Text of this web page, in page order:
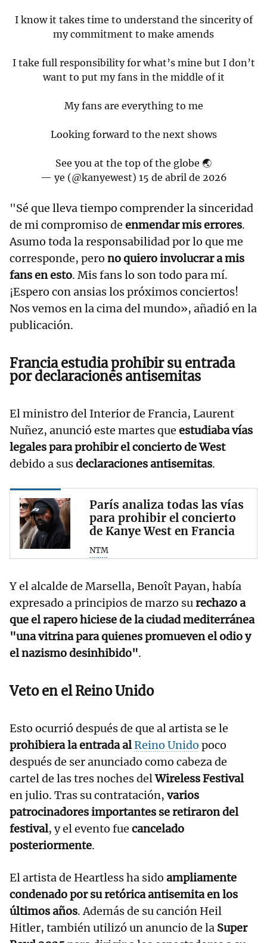
I know it takes time to understand the sincerity of
my commitment to make amends
I take full responsibility for what’s mine but I don’t
want to put my fans in the middle of it
My fans are everything to me
Looking forward to the next shows
See you at the top of the globe 🌏
— ye (@kanyewest) 15 de abril de 2026
"Sé que lleva tiempo comprender la sinceridad
de mi compromiso de enmendar mis errores.
Asumo toda la responsabilidad por lo que me
corresponde, pero no quiero involucrar a mis
fans en esto. Mis fans lo son todo para mí.
¡Espero con ansias los próximos conciertos!
Nos vemos en la cima del mundo», añadió en la
publicación.
Francia estudia prohibir su entrada
por declaraciones antisemitas
El ministro del Interior de Francia, Laurent
Nuñez, anunció este martes que estudiaba vías
legales para prohibir el concierto de West
debido a susdeclaraciones antisemitas.
París analiza todas las vías
para prohibir el concierto
de Kanye West en Francia
NTM
Y el alcalde de Marsella, Benoît Payan, había
expresado a principios de marzo surechazo a
que el rapero hiciese de la ciudad mediterránea
"una vitrina para quienes promueven el odio y
el nazismo desinhibido".
Veto en el Reino Unido
Esto ocurrió después de que al artista se le
prohibiera la entrada alReino Unido poco
después de ser anunciado como cabeza de
cartel de las tres noches delWireless Festival
en julio. Tras su contratación, varios
patrocinadores importantes se retiraron del
festival, y el evento fue cancelado
posteriormente.
El artista de Heartless ha sido ampliamente
condenado por su retórica antisemita en los
últimos años. Además de su canción Heil
Hitler, también utilizó un anuncio de la Super